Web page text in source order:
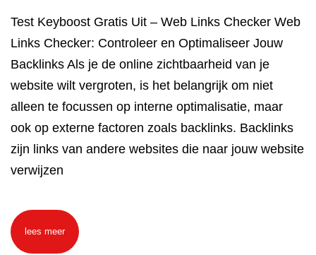
Test Keyboost Gratis Uit – Web Links Checker Web
Links Checker: Controleer en Optimaliseer Jouw
Backlinks Als je de online zichtbaarheid van je
website wilt vergroten, is het belangrijk om niet
alleen te focussen op interne optimalisatie, maar
ook op externe factoren zoals backlinks. Backlinks
zijn links van andere websites die naar jouw website
verwijzen
lees meer